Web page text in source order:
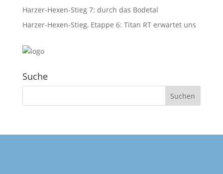
Harzer-Hexen-Stieg 7: durch das Bodetal
Harzer-Hexen-Stieg, Etappe 6: Titan RT erwartet uns
Suche